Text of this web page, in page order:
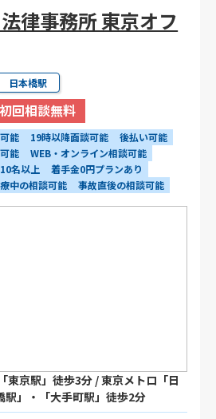
律事務所 東京オフ
日本橋駅
初回相談無料
能 19時以降面談可能
後払い可能
能
WEB・オンライン相談可能
名以上
着手金0円プランあり
中の相談可能 事故直後の相談可能
東京駅」徒歩3分 / 東京メトロ「日
駅」・「大手町駅」徒歩2分